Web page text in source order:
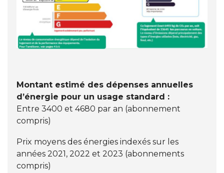
Montant estimé des dépenses annuelles
d’énergie pour un usage standard :
Entre 3400 et 4680 par an (abonnement
compris)
Prix moyens des énergies indexés sur les
années 2021, 2022 et 2023 (abonnements
compris)